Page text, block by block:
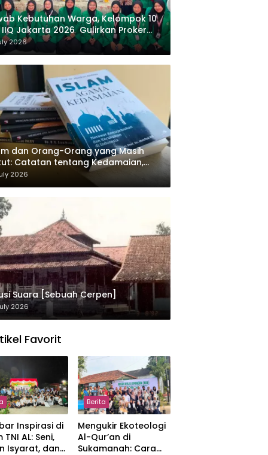
Kebutuhan Warga, Kelompok 10
IIQ Jakarta 2026 Gulirkan Proker
Al-Qur’an di Sukamanah
2026
dan Orang-Orang yang Masih
Catatan tentang Kedamaian,
dan Negara dalam
Masykuri Abdillah
2026
Suara [Sebuah Cerpen]
2026
Favorit
Inspirasi di
TNI AL: Seni,
Isyarat, dan
Berita
Mengukir Ekoteologi
Al-Qur’an di
Sukamanah: Cara